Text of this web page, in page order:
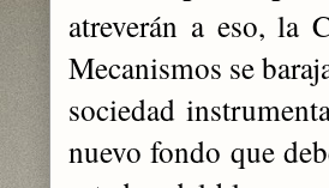
atreverán a eso, la
Mecanismos se
sociedad
nuevo fondo que